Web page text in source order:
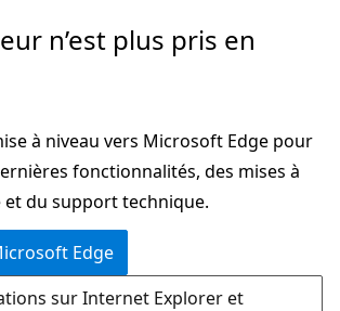
n’est plus pris en
à niveau vers Microsoft Edge pour
fonctionnalités, des mises à
du support technique.
Edge
sur Internet Explorer et